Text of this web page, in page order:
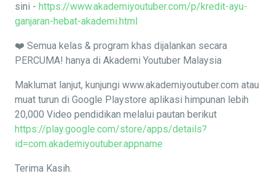
sini - https://www.akademiyoutuber.com/p/kredit-ayu-
ganjaran-hebat-akademi.html
❤️ Semua kelas & program khas dijalankan secara
PERCUMA! hanya di Akademi Youtuber Malaysia
Maklumat lanjut, kunjungi www.akademiyoutuber.com atau
muat turun di Google Playstore aplikasi himpunan lebih
20,000 Video pendidikan melalui pautan berikut
https://play.google.com/store/apps/details?
id=com.akademiyoutuber.appname
Terima Kasih.